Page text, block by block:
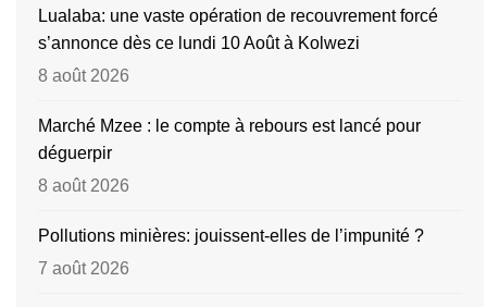
Lualaba: une vaste opération de recouvrement forcé
s’annonce dès ce lundi 10 Août à Kolwezi
8 août 2026
Marché Mzee : le compte à rebours est lancé pour
déguerpir
8 août 2026
Pollutions minières: jouissent-elles de l’impunité ?
7 août 2026